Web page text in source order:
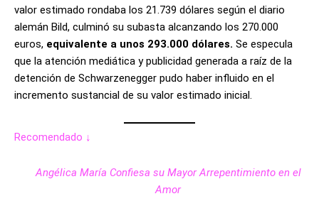
valor estimado rondaba los 21.739 dólares según el diario
alemán Bild, culminó su subasta alcanzando los 270.000
euros, equivalente a unos 293.000 dólares. Se especula
que la atención mediática y publicidad generada a raíz de la
detención de Schwarzenegger pudo haber influido en el
incremento sustancial de su valor estimado inicial.
Recomendado ↓
Angélica María Confiesa su Mayor Arrepentimiento en el
Amor